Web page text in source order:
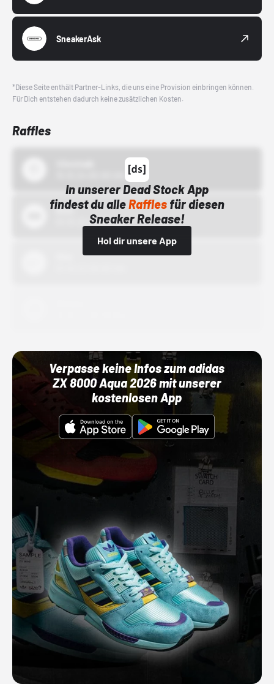
SneakerAsk
*Diese Seite enthält Partner-Links, die uns eine Provision einbringen können.
Für Dich entstehen dadurch keine zusätzlichen Kosten.
Raffles
In unserer Dead Stock App
findest du alleRafflesfür diesen
Sneaker Release!
Hol dir unsere App
Bstn
01.10.22 00:00 Uhr
Verpasse keine Infos zum adidas
ZX 8000 Aqua 2026 mit unserer
kostenlosen App